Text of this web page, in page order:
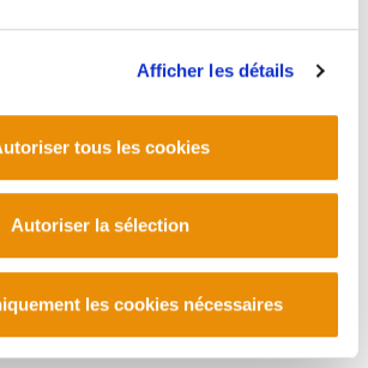
Afficher les détails
tous les cookies
Autoriser la sélection
les cookies nécessaires